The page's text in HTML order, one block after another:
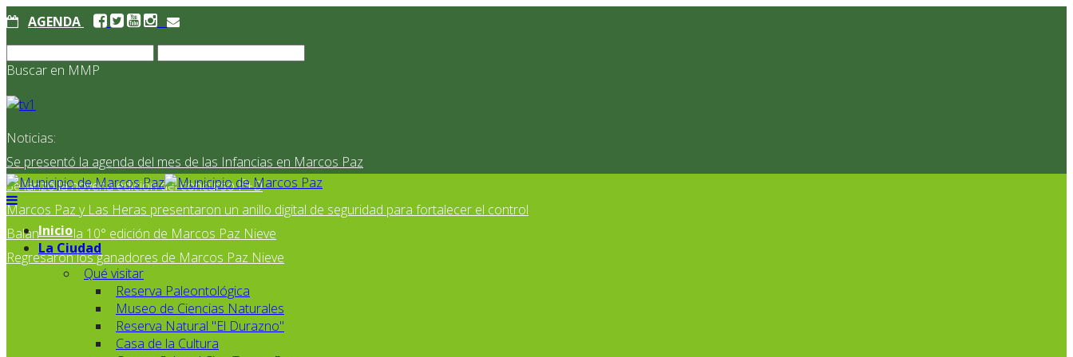
AGENDA
Buscar en MMP
Noticias:
Se presentó la agenda del mes de las Infancias en Marcos Paz
Se lanzó la novena edición del concurso I²+D
Marcos Paz y Las Heras presentaron un anillo digital de seguridad para fortalecer el control
Balance de la 10° edición de Marcos Paz Nieve
Regresaron los ganadores de Marcos Paz Nieve
Inicio
La Ciudad
Qué visitar
Reserva Paleontológica
Museo de Ciencias Naturales
Reserva Natural "El Durazno"
Casa de la Cultura